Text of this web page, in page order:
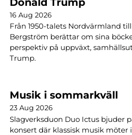
16 Aug 2026
Från 1950-talets Nordvärmland
Bergström berättar om sina
perspektiv på uppväxt,
Trump.
Musik i sommarkväll
23 Aug 2026
Slagverksduon Duo Ictus bjuder
konsert där klassisk musik möter